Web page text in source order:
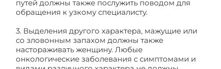
путей должны также послужить поводом для
обращения к узкому специалисту.
3. Выделения другого характера, мажущие или
со зловонным запахом должны также
настораживать женщину. Любые
онкологические заболевания с симптомами и